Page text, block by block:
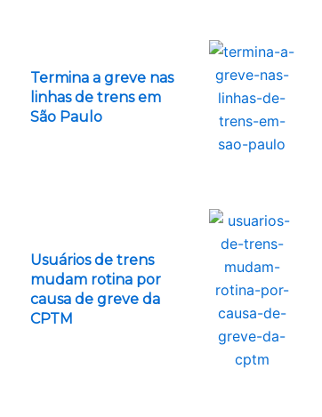
Termina a greve nas
linhas de trens em
São Paulo
Usuários de trens
mudam rotina por
causa de greve da
CPTM